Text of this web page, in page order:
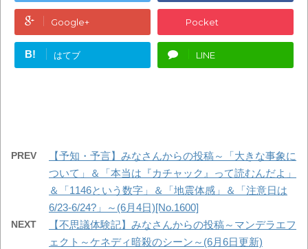
Google+ Pocket
B! はてブ LINE
PREV
【予知・予言】みなさんからの投稿～「大きな事象に
ついて」＆「本当は『カチャック』って読むんだよ」
＆「1146という数字」＆「地震体感」＆「注意日は
6/23-6/24?」～(6月4日)[No.1600]
NEXT
【不思議体験記】みなさんからの投稿～マンデラエフ
ェクト～ケネディ暗殺のシーン～(6月6日更新)